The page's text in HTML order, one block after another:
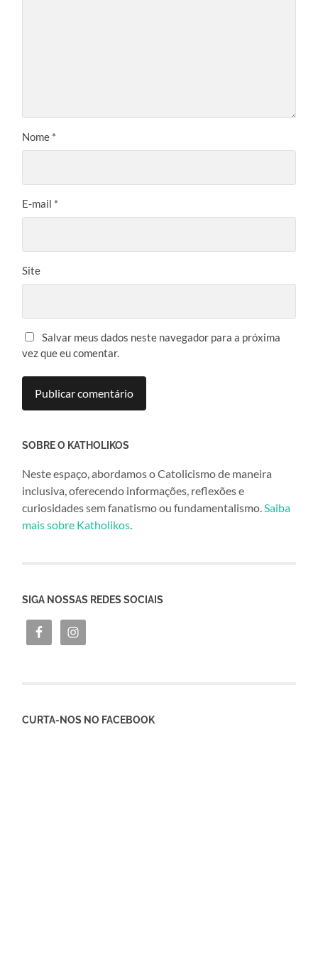
Nome *
E-mail *
Site
Salvar meus dados neste navegador para a próxima
vez que eu comentar.
SOBRE O KATHOLIKOS
Neste espaço, abordamos o Catolicismo de maneira
inclusiva, oferecendo informações, reflexões e
curiosidades sem fanatismo ou fundamentalismo.Saiba
mais sobre Katholikos.
SIGA NOSSAS REDES SOCIAIS
CURTA-NOS NO FACEBOOK